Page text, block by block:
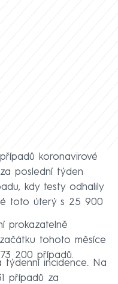
koronavirové
poslední týden
kdy testy odhalily
toto úterý s 25 900
prokazatelně
tohoto měsíce
200 případů.
týdenní incidence. Na
případů za